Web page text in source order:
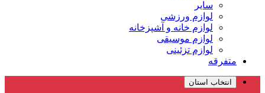
سایر
لوازم ورزشی
لوازم خانه و آشپزخانه
لوازم موسیقی
لوازم تزئینی
متفرقه
انتخاب استان